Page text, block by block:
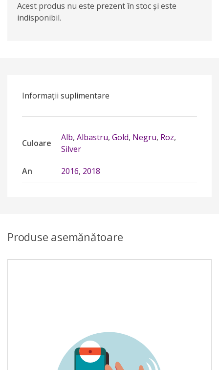
Acest produs nu este prezent în stoc și este
indisponibil.
Informații suplimentare
Culoare
Alb, Albastru, Gold, Negru, Roz,
Silver
An 2016, 2018
Produse asemănătoare